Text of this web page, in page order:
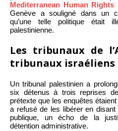
Mediterranean Human Rights
Genève a souligné dans un
qu’une telle politique était
palestinienne.
Les tribunaux de
tribunaux israéliens
Un tribunal palestinien a
six détenus à trois reprises
prétexte que les enquêtes
a refusé de les libérer en
publique, un écho de la
détention administrative.